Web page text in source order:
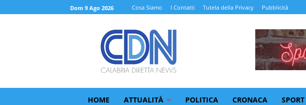
Dom 9 Ago 2026 Cosa Siamo I Contatti Tutela della Privacy Pubblicità
HOME ATTUALITÀ POLITICA CRONACA SPORT